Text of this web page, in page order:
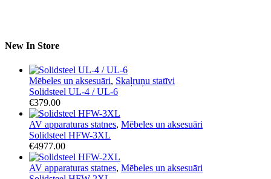
New In Store
Mēbeles un aksesuāri, Skaļruņu statīvi
Solidsteel UL-4 / UL-6
€379.00
AV apparaturas statnes, Mēbeles un aksesuāri
Solidsteel HFW-3XL
€4977.00
AV apparaturas statnes, Mēbeles un aksesuāri